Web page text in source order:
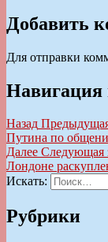
Добавить
Для отправки
Навигация
Назад
Путина по
Далее Следующая
Лондоне
Искать:
Рубрики